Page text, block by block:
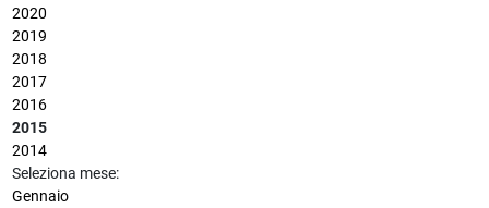
2020
2019
2018
2017
2016
2015
2014
Seleziona mese:
Gennaio